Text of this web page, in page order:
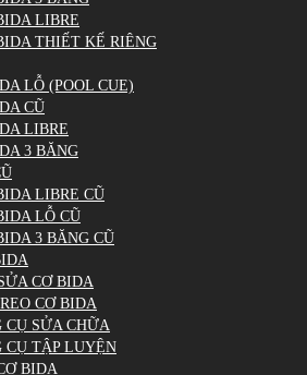
LIBRE
THIẾT KẾ RIÊNG
LỖ (POOL CUE)
CŨ
LIBRE
3 BĂNG
LIBRE CŨ
LỖ CŨ
3 BĂNG CŨ
CƠ BIDA
CƠ BIDA
CỤ SỬA CHỮA
CỤ TẬP LUYỆN
BIDA